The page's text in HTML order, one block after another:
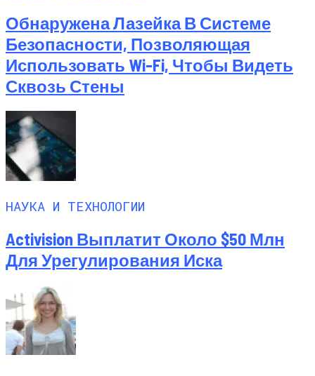
Обнаружена Лазейка В Системе
Безопасности, Позволяющая
Использовать Wi-Fi, Чтобы Видеть
Сквозь Стены
НАУКА И ТЕХНОЛОГИИ
Activision Выплатит Около $50 Млн
Для Урегулирования Иска